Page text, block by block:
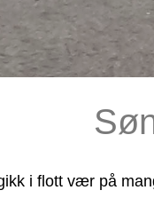
i flott vær på